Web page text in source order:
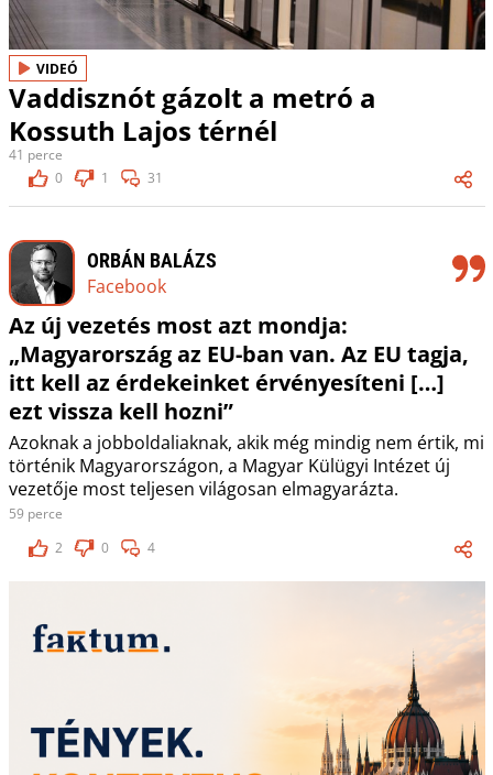
VIDEÓ
Vaddisznót gázolt a metró a
Kossuth Lajos térnél
41 perce
0
1 31
ORBÁN BALÁZS
Facebook
Az új vezetés most azt mondja:
„Magyarország az EU-ban van. Az EU tagja,
itt kell az érdekeinket érvényesíteni […]
ezt vissza kell hozni”
Azoknak a jobboldaliaknak, akik még mindig nem értik, mi
történik Magyarországon, a Magyar Külügyi Intézet új
vezetője most teljesen világosan elmagyarázta.
59 perce
2
0 4